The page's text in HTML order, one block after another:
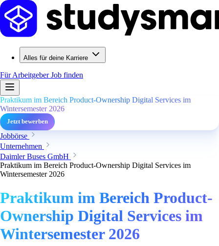
Alles für deine Karriere
Für ArbeitgeberJob finden
Praktikum im Bereich Product-Ownership Digital Services im
Wintersemester 2026
Jetzt bewerben
Jobbörse
Unternehmen
Daimler Buses GmbH
Praktikum im Bereich Product-Ownership Digital Services im
Wintersemester 2026
Praktikum im Bereich Product-
Ownership Digital Services im
Wintersemester 2026